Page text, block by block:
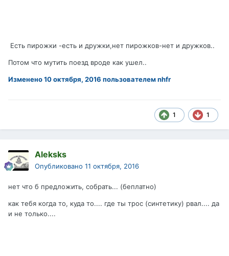
Есть пирожки -есть и дружки,нет пирожков-нет и дружков..
Потом что мутить поезд вроде как ушел..
Изменено10 октября, 2016 пользователем nhfr
1 1
Aleksks
Опубликовано 11 октября, 2016
нет что б предложить, собрать... (беплатно)
как тебя когда то, куда то.... где ты трос (синтетику) рвал.... да
и не только....